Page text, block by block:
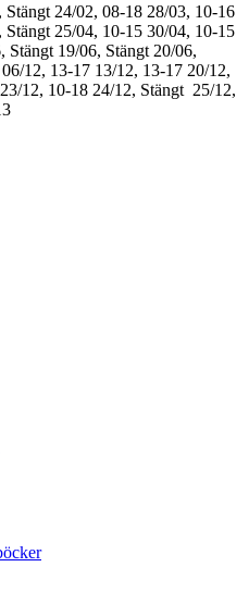
Stängt 24/02, 08-18 28/03, 10-16
Stängt 25/04, 10-15 30/04, 10-15
Stängt 19/06, Stängt 20/06,
06/12, 13-17 13/12, 13-17 20/12,
23/12, 10-18 24/12, Stängt 25/12,